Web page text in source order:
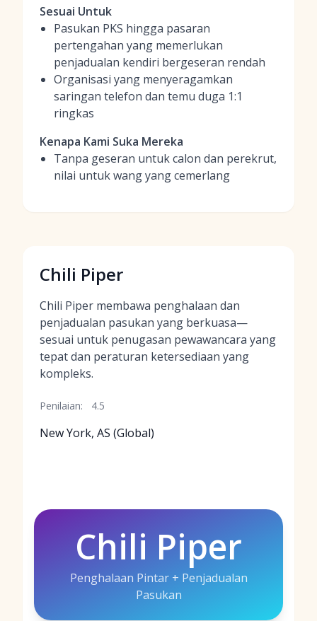
Sesuai Untuk
Pasukan PKS hingga pasaran
pertengahan yang memerlukan
penjadualan kendiri bergeseran rendah
Organisasi yang menyeragamkan
saringan telefon dan temu duga 1:1
ringkas
Kenapa Kami Suka Mereka
Tanpa geseran untuk calon dan perekrut,
nilai untuk wang yang cemerlang
Chili Piper
Chili Piper membawa penghalaan dan
penjadualan pasukan yang berkuasa—
sesuai untuk penugasan pewawancara yang
tepat dan peraturan ketersediaan yang
kompleks.
Penilaian: 4.5
New York, AS (Global)
Chili Piper
Penghalaan Pintar + Penjadualan
Pasukan